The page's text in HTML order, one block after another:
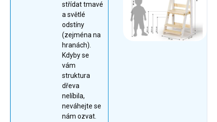
střídat tmavé
a světlé
odstíny
(zejména na
hranách).
Kdyby se
vám
struktura
dřeva
nelíbila,
neváhejte se
nám ozvat.